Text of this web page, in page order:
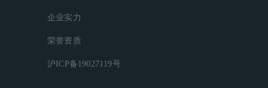
企业实力
荣誉资质
沪ICP备19027119号